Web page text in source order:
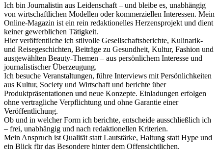
Ich bin Journalistin aus Leidenschaft – und bleibe es, unabhängig
von wirtschaftlichen Modellen oder kommerziellen Interessen. Mein
Online-Magazin ist ein rein redaktionelles Herzensprojekt und dient
keiner gewerblichen Tätigkeit.
Hier veröffentliche ich stilvolle Gesellschaftsberichte, Kulinarik-
und Reisegeschichten, Beiträge zu Gesundheit, Kultur, Fashion und
ausgewählten Beauty-Themen – aus persönlichem Interesse und
journalistischer Überzeugung.
Ich besuche Veranstaltungen, führe Interviews mit Persönlichkeiten
aus Kultur, Society und Wirtschaft und berichte über
Produktpräsentationen und neue Konzepte. Einladungen erfolgen
ohne vertragliche Verpflichtung und ohne Garantie einer
Veröffentlichung.
Ob und in welcher Form ich berichte, entscheide ausschließlich ich
– frei, unabhängig und nach redaktionellen Kriterien.
Mein Anspruch ist Qualität statt Lautstärke, Haltung statt Hype und
ein Blick für das Besondere hinter dem Offensichtlichen.